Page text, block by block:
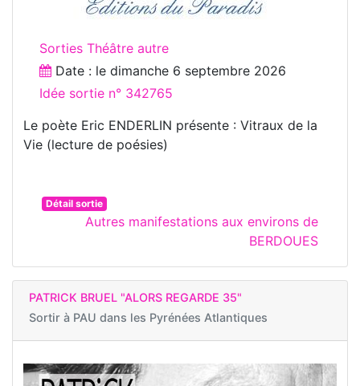
Sorties Théâtre autre
Date : le dimanche 6 septembre 2026
Idée sortie n° 342765
Le poète Eric ENDERLIN présente : Vitraux de la
Vie (lecture de poésies)
Détail sortie
Autres manifestations aux environs de
BERDOUES
PATRICK BRUEL "ALORS REGARDE 35"
Sortir à PAU dans les Pyrénées Atlantiques